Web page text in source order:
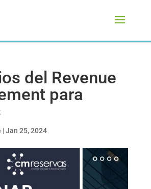
del Revenue
para
|Jan 25, 2024